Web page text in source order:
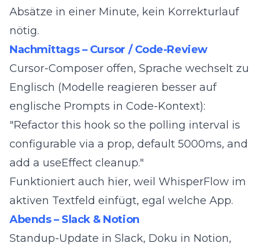
Absätze in einer Minute, kein Korrekturlauf
nötig.
Nachmittags – Cursor / Code-Review
Cursor-Composer offen, Sprache wechselt zu
Englisch (Modelle reagieren besser auf
englische Prompts in Code-Kontext):
"Refactor this hook so the polling interval is
configurable via a prop, default 5000ms, and
add a useEffect cleanup."
Funktioniert auch hier, weil WhisperFlow im
aktiven Textfeld einfügt, egal welche App.
Abends – Slack & Notion
Standup-Update in Slack, Doku in Notion,